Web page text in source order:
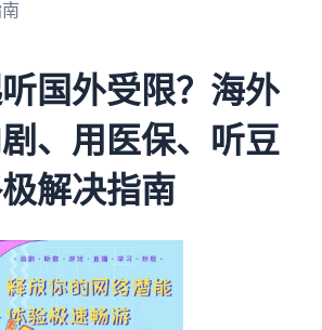
国外受限？海外
、用医保、听豆
解决指南